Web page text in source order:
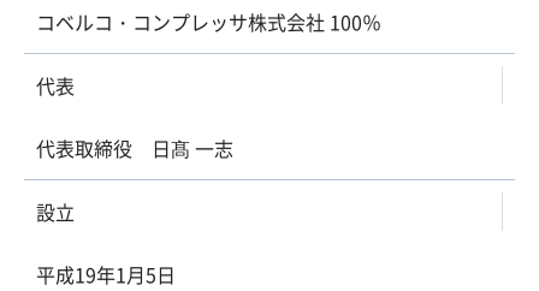
コベルコ・コンプレッサ株式会社 100％
代表
代表取締役 日髙 一志
設立
平成19年1月5日